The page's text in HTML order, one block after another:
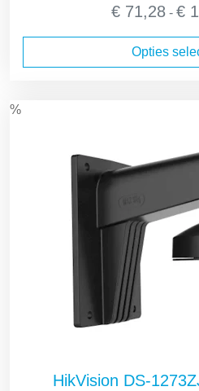
€71,28 - €
Opties
%
HikVision DS-